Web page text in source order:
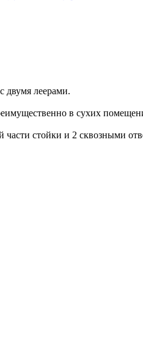
двумя леерами.
в сухих
стойки и 2 сквозными